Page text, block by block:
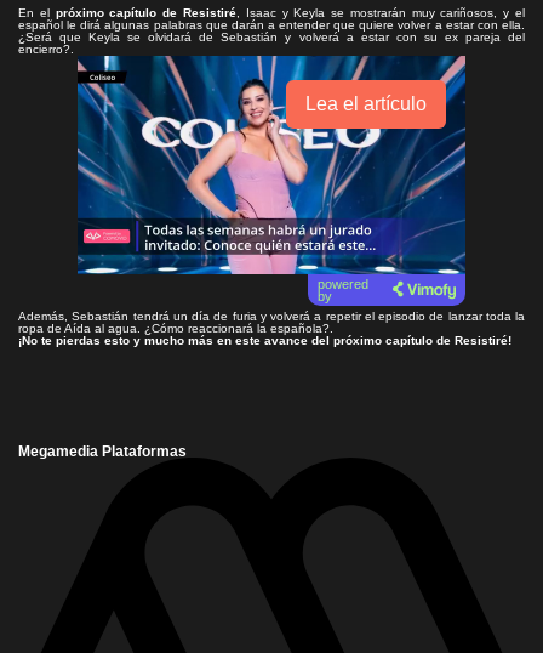
En el próximo capítulo de Resistiré, Isaac y Keyla se mostrarán muy cariñosos, y el
español le dirá algunas palabras que darán a entender que quiere volver a estar con ella.
¿Será que Keyla se olvidará de Sebastián y volverá a estar con su ex pareja del
encierro?.
Lea el artículo
powered
by
Además, Sebastián tendrá un día de furia y volverá a repetir el episodio de lanzar toda la
ropa de Aída al agua. ¿Cómo reaccionará la española?.
¡No te pierdas esto y mucho más en este avance del próximo capítulo de Resistiré!
Megamedia Plataformas